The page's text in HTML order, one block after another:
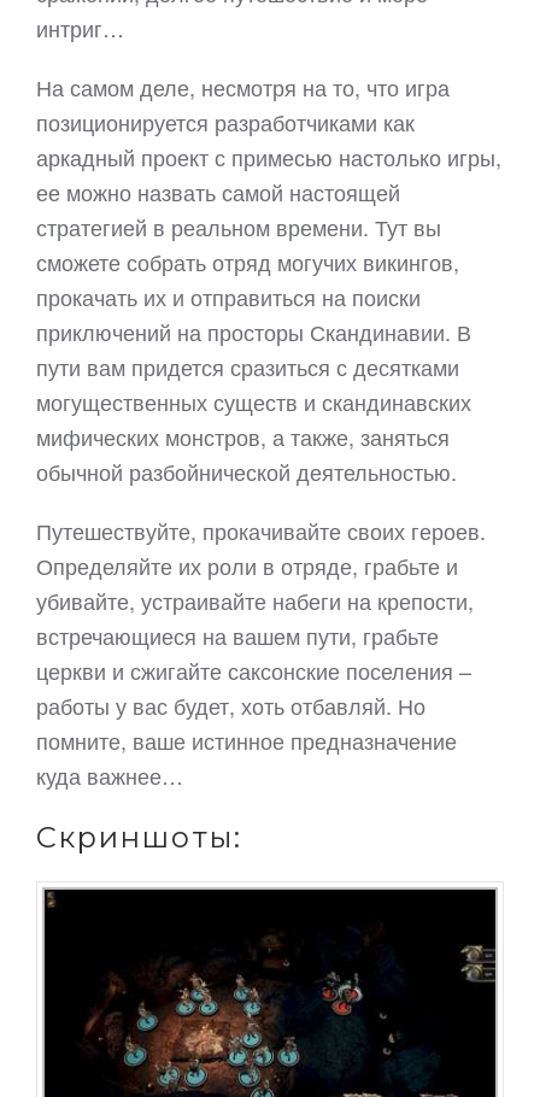
интриг…
На самом деле, несмотря на то, что игра
позиционируется разработчиками как
аркадный проект с примесью настолько игры,
ее можно назвать самой настоящей
стратегией в реальном времени. Тут вы
сможете собрать отряд могучих викингов,
прокачать их и отправиться на поиски
приключений на просторы Скандинавии. В
пути вам придется сразиться с десятками
могущественных существ и скандинавских
мифических монстров, а также, заняться
обычной разбойнической деятельностью.
Путешествуйте, прокачивайте своих героев.
Определяйте их роли в отряде, грабьте и
убивайте, устраивайте набеги на крепости,
встречающиеся на вашем пути, грабьте
церкви и сжигайте саксонские поселения –
работы у вас будет, хоть отбавляй. Но
помните, ваше истинное предназначение
куда важнее…
Скриншоты: